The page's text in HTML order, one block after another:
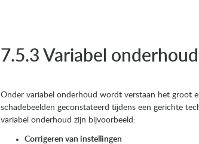
7.5.3 Variabel onderhoud
Onder variabel onderhoud wordt verstaan het groot
schadebeelden geconstateerd tijdens een gerichte
variabel onderhoud zijn bijvoorbeeld:
Corrigeren van instellingen